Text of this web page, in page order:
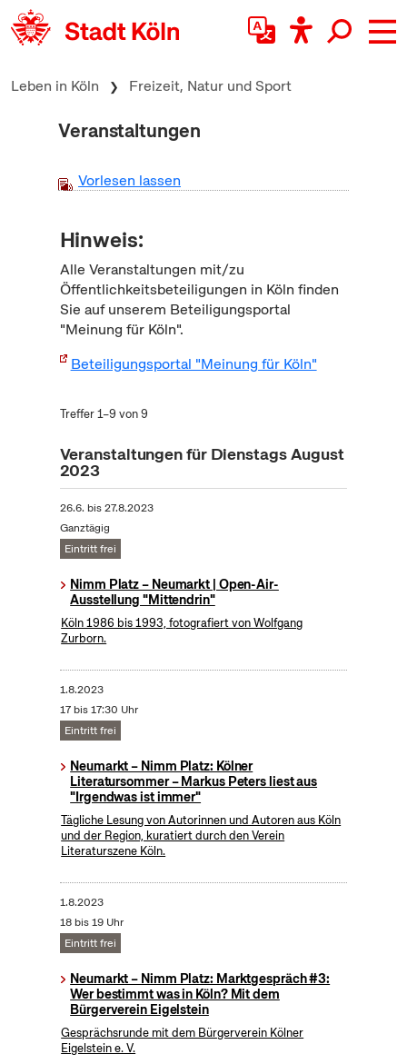
zum Inhalt springen
Leben in Köln Freizeit, Natur und Sport
Veranstaltungen
Vorlesen lassen
Hinweis:
Alle Veranstaltungen mit/zu
Öffentlichkeitsbeteiligungen in Köln finden
Sie auf unserem Beteiligungsportal
"Meinung für Köln".
Beteiligungsportal "Meinung für Köln"
Treffer 1–9 von 9
Veranstaltungen für Dienstags August
2023
26.6. bis27.8.2023
Ganztägig
Eintritt frei
Nimm Platz – Neumarkt | Open-Air-
Ausstellung "Mittendrin"
Köln 1986 bis 1993, fotografiert von Wolfgang
Zurborn.
1.8.2023
17 bis 17:30 Uhr
Eintritt frei
Neumarkt – Nimm Platz: Kölner
Literatursommer – Markus Peters liest aus
"Irgendwas ist immer"
Tägliche Lesung von Autorinnen und Autoren aus Köln
und der Region, kuratiert durch den Verein
Literaturszene Köln.
1.8.2023
18 bis 19 Uhr
Eintritt frei
Neumarkt – Nimm Platz: Marktgespräch #3:
Wer bestimmt was in Köln? Mit dem
Bürgerverein Eigelstein
Gesprächsrunde mit dem Bürgerverein Kölner
Eigelstein e. V.